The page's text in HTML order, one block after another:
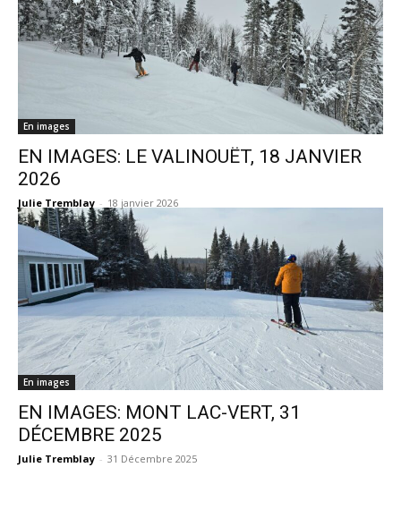
En images
EN IMAGES: LE VALINOUËT, 18 JANVIER
2026
Julie Tremblay - 18 janvier 2026
En images
EN IMAGES: MONT LAC-VERT, 31
DÉCEMBRE 2025
Julie Tremblay - 31 Décembre 2025